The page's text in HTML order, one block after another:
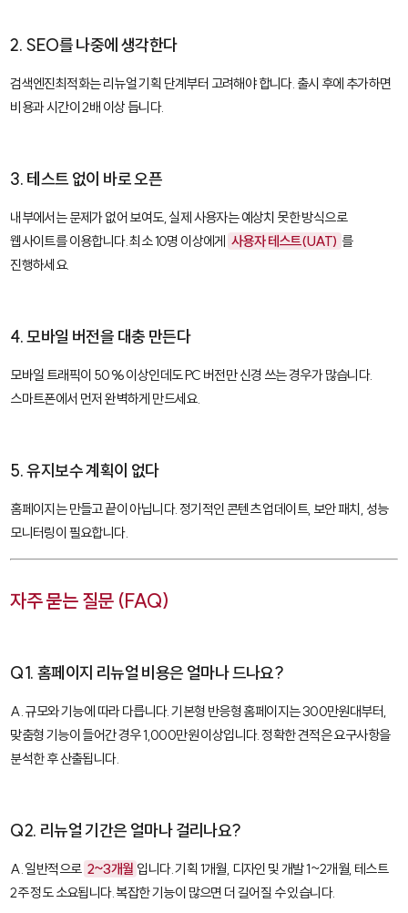
2. SEO를 나중에 생각한다
검색엔진최적화는 리뉴얼 기획 단계부터 고려해야 합니다. 출시 후에 추가하면
비용과 시간이 2배 이상 듭니다.
3. 테스트 없이 바로 오픈
내부에서는 문제가 없어 보여도, 실제 사용자는 예상치 못한 방식으로
웹사이트를 이용합니다. 최소 10명 이상에게 사용자 테스트(UAT) 를
진행하세요.
4. 모바일 버전을 대충 만든다
모바일 트래픽이 50% 이상인데도 PC 버전만 신경 쓰는 경우가 많습니다.
스마트폰에서 먼저 완벽하게 만드세요.
5. 유지보수 계획이 없다
홈페이지는 만들고 끝이 아닙니다. 정기적인 콘텐츠 업데이트, 보안 패치, 성능
모니터링이 필요합니다.
자주 묻는 질문 (FAQ)
Q1. 홈페이지 리뉴얼 비용은 얼마나 드나요?
A. 규모와 기능에 따라 다릅니다. 기본형 반응형 홈페이지는 300만원대부터,
맞춤형 기능이 들어간 경우 1,000만원 이상입니다. 정확한 견적은 요구사항을
분석한 후 산출됩니다.
Q2. 리뉴얼 기간은 얼마나 걸리나요?
A. 일반적으로 2~3개월 입니다. 기획 1개월, 디자인 및 개발 1~2개월, 테스트
2주 정도 소요됩니다. 복잡한 기능이 많으면 더 길어질 수 있습니다.